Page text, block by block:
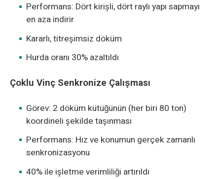
Performans: Dört kirişli, dört raylı yapı sapmayı
en aza indirir
Kararlı, titreşimsiz döküm
Hurda oranı 30% azaltıldı
Çoklu Vinç Senkronize Çalışması
Görev: 2 döküm kütüğünün (her biri 80 ton)
koordineli şekilde taşınması
Performans: Hız ve konumun gerçek zamanlı
senkronizasyonu
40% ile işletme verimliliği artırıldı